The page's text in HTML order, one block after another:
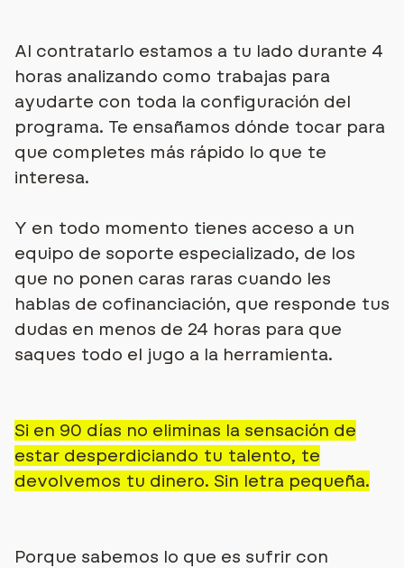
Al contratarlo estamos a tu lado durante 4
horas analizando como trabajas para
ayudarte con toda la configuración del
programa. Te ensañamos dónde tocar para
que completes más rápido lo que te
interesa.
Y en todo momento tienes acceso a un
equipo de soporte especializado, de los
que no ponen caras raras cuando les
hablas de cofinanciación, que responde tus
dudas en menos de 24 horas para que
saques todo el jugo a la herramienta.
Si en 90 días no eliminas la sensación de
estar desperdiciando tu talento, te
devolvemos tu dinero. Sin letra pequeña.
Porque sabemos lo que es sufrir con